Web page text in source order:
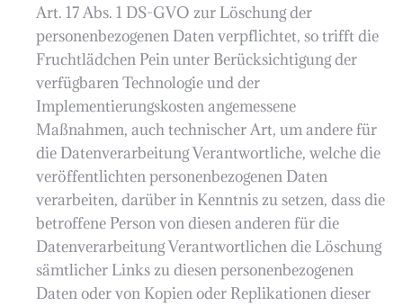
Art. 17 Abs. 1 DS-GVO zur Löschung der
personenbezogenen Daten verpflichtet, so trifft die
Fruchtlädchen Pein unter Berücksichtigung der
verfügbaren Technologie und der
Implementierungskosten angemessene
Maßnahmen, auch technischer Art, um andere für
die Datenverarbeitung Verantwortliche, welche die
veröffentlichten personenbezogenen Daten
verarbeiten, darüber in Kenntnis zu setzen, dass die
betroffene Person von diesen anderen für die
Datenverarbeitung Verantwortlichen die Löschung
sämtlicher Links zu diesen personenbezogenen
Daten oder von Kopien oder Replikationen dieser